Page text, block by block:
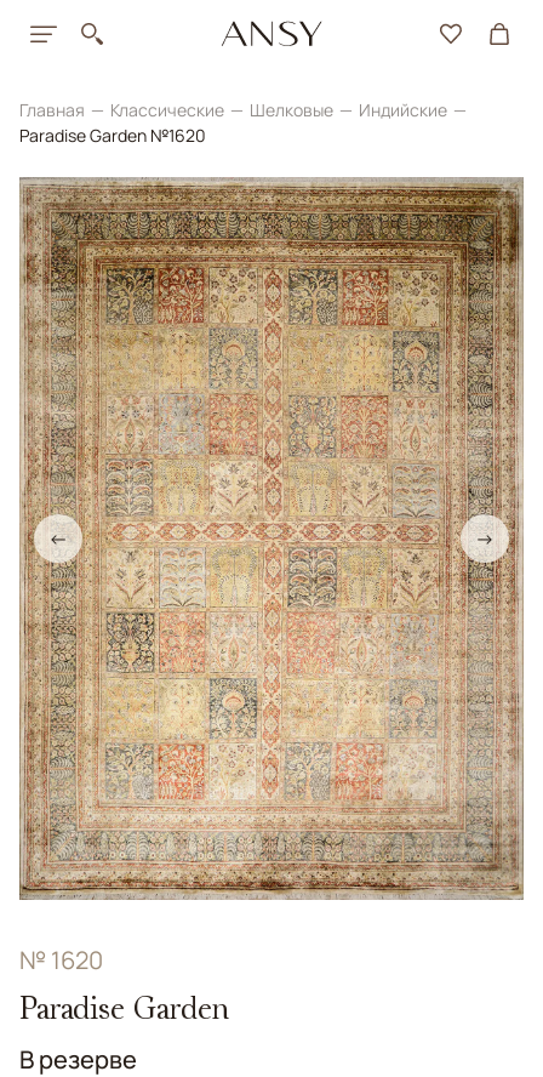
Главная Классические Шелковые
Индийские
Paradise Garden №1620
← →
№ 1620
Paradise Garden
В резерве